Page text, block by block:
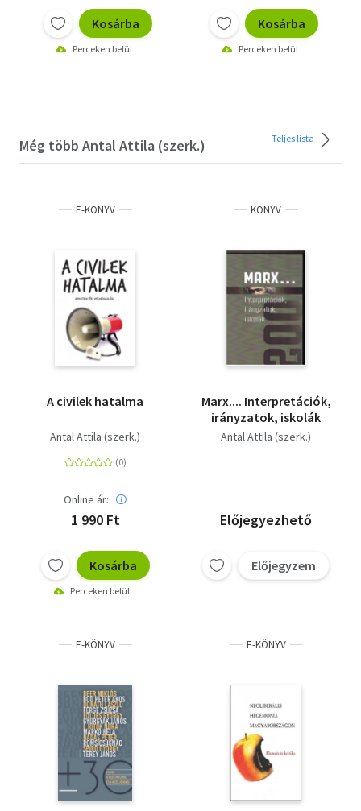
Kosárba
Perceken belül
Kosárba
Perceken belül
Még több Antal Attila (szerk.) Teljes lista
E-KÖNYV
A civilek hatalma
Antal Attila (szerk.)
Online ár:
1 990 Ft
Kosárba
Perceken belül
KÖNYV
Marx.... Interpretációk,
irányzatok, iskolák
Antal Attila (szerk.)
Előjegyezhető
Előjegyzem
E-KÖNYV E-KÖNYV